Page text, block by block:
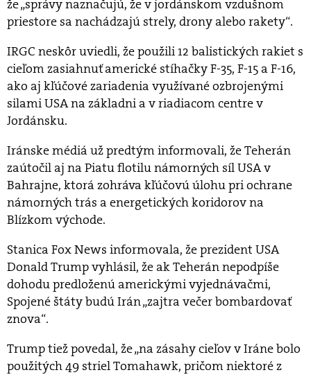
že „správy naznačujú, že v jordánskom vzdušnom
priestore sa nachádzajú strely, drony alebo rakety“.
IRGC neskôr uviedli, že použili 12 balistických rakiet s
cieľom zasiahnuť americké stíhačky F-35, F-15 a F-16,
ako aj kľúčové zariadenia využívané ozbrojenými
silami USA na základni a v riadiacom centre v
Jordánsku.
Iránske médiá už predtým informovali, že Teherán
zaútočil aj na Piatu flotilu námorných síl USA v
Bahrajne, ktorá zohráva kľúčovú úlohu pri ochrane
námorných trás a energetických koridorov na
Blízkom východe.
Stanica Fox News informovala, že prezident USA
Donald Trump vyhlásil, že ak Teherán nepodpíše
dohodu predloženú americkými vyjednávačmi,
Spojené štáty budú Irán „zajtra večer bombardovať
znova“.
Trump tiež povedal, že „na zásahy cieľov v Iráne bolo
použitých 49 striel Tomahawk, pričom niektoré z